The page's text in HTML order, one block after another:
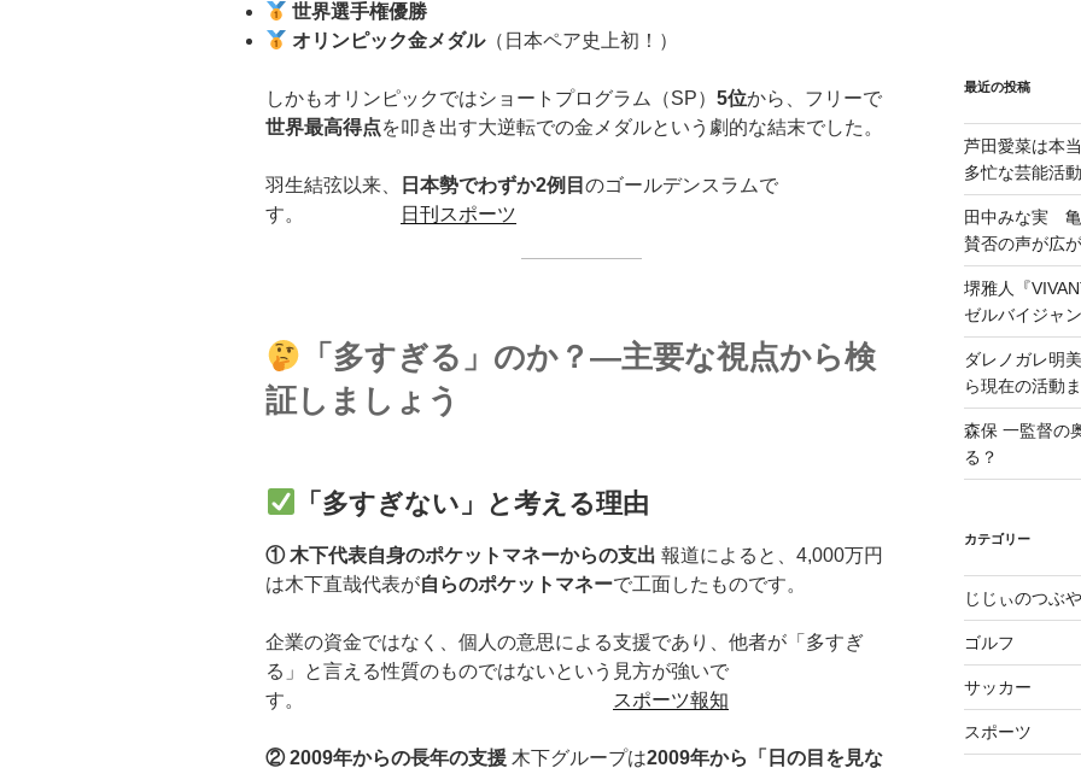
世界選手権優勝
オリンピック金メダル（日本ペア史上初！）
しかもオリンピックではショートプログラム（SP） 5位から、フリーで
世界最高得点を叩き出す大逆転での金メダルという劇的な結末でした。
羽生結弦以来、 日本勢でわずか2例目 のゴールデンスラムで
す。
日刊スポーツ
「多すぎる」のか？―主要な視点から検
証しましょう
「多すぎない」と考える理由
① 木下代表自身のポケットマネーからの支出 報道によると、4,000万円
は木下直哉代表が自らのポケットマネーで工面したものです。
企業の資金ではなく、個人の意思による支援であり、他者が「多すぎ
る」と言える性質のものではないという見方が強いで
す。
スポーツ報知
② 2009年からの長年の支援 木下グループは2009年から「日の目を見な
最近の投稿
芦田愛菜は本
多忙な芸能活
田中みな実
賛否の声が広
堺雅人『
ゼルバイジャ
ダレノガレ明
ら現在の活動
森保 一監督の
る？
カテゴリー
じじぃのつぶ
ゴルフ
サッカー
スポーツ